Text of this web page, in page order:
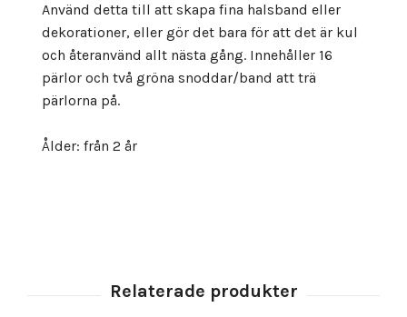
Använd detta till att skapa fina halsband eller
dekorationer, eller gör det bara för att det är kul
och återanvänd allt nästa gång. Innehåller 16
pärlor och två gröna snoddar/band att trä
pärlorna på.
Ålder: från 2 år